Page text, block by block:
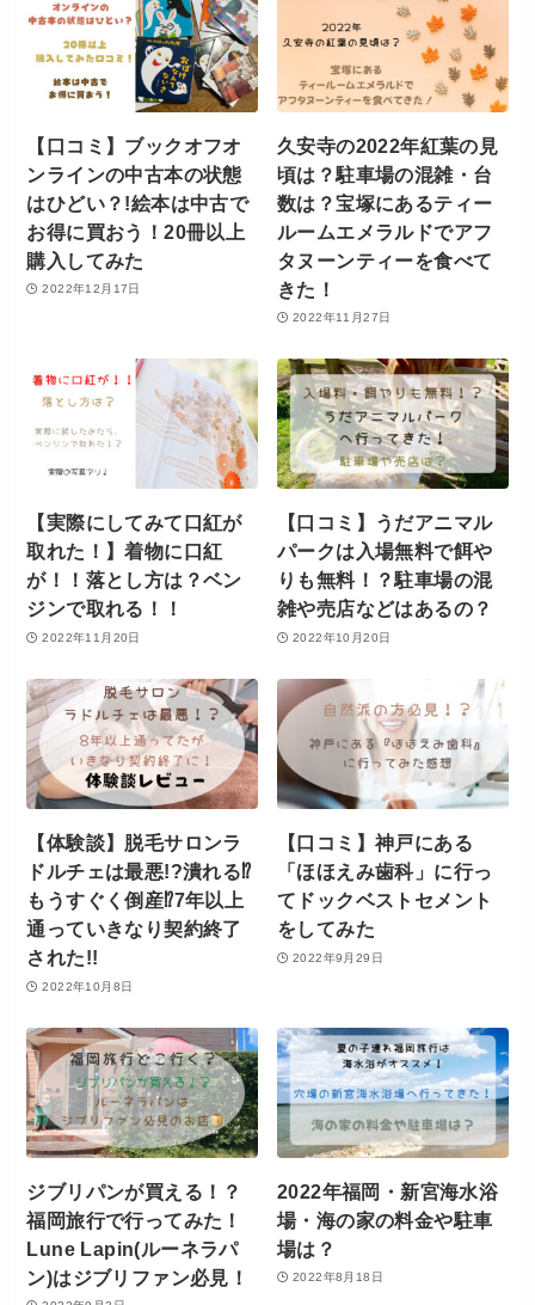
【口コミ】ブックオフオ
ンラインの中古本の状態
はひどい？!絵本は中古で
お得に買おう！20冊以上
購入してみた
2022年12月17日
久安寺の2022年紅葉の見
頃は？駐車場の混雑・台
数は？宝塚にあるティー
ルームエメラルドでアフ
タヌーンティーを食べて
きた！
2022年11月27日
【実際にしてみて口紅が
取れた！】着物に口紅
が！！落とし方は？ベン
ジンで取れる！！
2022年11月20日
【口コミ】うだアニマル
パークは入場無料で餌や
りも無料！？駐車場の混
雑や売店などはあるの？
2022年10月20日
【体験談】脱毛サロンラ
ドルチェは最悪!?潰れる⁉︎
もうすぐく倒産⁉︎7年以上
通っていきなり契約終了
された!!
2022年10月8日
【口コミ】神戸にある
「ほほえみ歯科」に行っ
てドックベストセメント
をしてみた
2022年9月29日
ジブリパンが買える！？
福岡旅行で行ってみた！
Lune Lapin(ルーネラパ
ン)はジブリファン必見！
2022年福岡・新宮海水浴
場・海の家の料金や駐車
場は？
2022年8月18日